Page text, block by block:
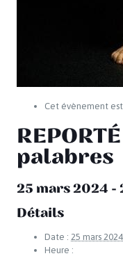
Cet évènement est
palabres
25 mars 2024 -
Détails
Date : 25 mars 2024
Heure :